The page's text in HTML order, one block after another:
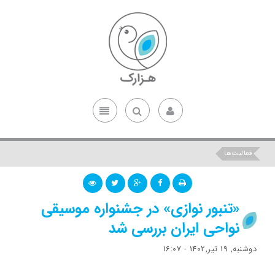
فعالیت‌ها
«تنبور نوازی» در جشنواره موسیقی
نواحی ایران بررسی شد
دوشنبه, 19 تیر,1402 - 16:07